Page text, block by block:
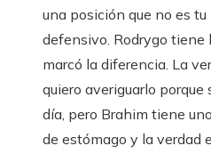
una posición que no es tu
defensivo. Rodrygo tiene
marcó la diferencia. La
quiero averiguarlo porque
día, pero Brahim tiene
de estómago y la verdad